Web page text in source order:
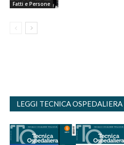
Fatti e Persone
LEGGI TECNICA OSPEDALIERA